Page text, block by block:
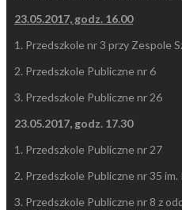
23.05.2017, godz. 16.00
1. Przedszkole nr 3 przy Zespole
2. Przedszkole Publiczne nr 6
3. Przedszkole Publiczne nr 26
23.05.2017, godz. 17.30
1. Przedszkole Publiczne nr 27
2. Przedszkole Publiczne nr 35
3. Przedszkole Publiczne nr 8 z